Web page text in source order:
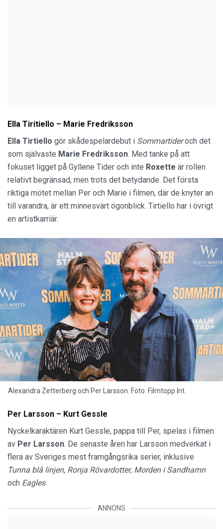
Ella Tiritiello – Marie Fredriksson
Ella Tirtiello gör skådespelardebut i Sommartideroch det
som självaste Marie Fredriksson. Med tanke på att
fokuset ligget på Gyllene Tider och inte Roxette är rollen
relativt begränsad, men trots det betydande. Det första
riktiga mötet mellan Per och Marie i filmen, där de knyter an
till varandra, är ett minnesvärt ögonblick. Tirtiello har i övrigt
en artistkarriär.
Alexandra Zetterberg och Per Larsson. Foto: Filmtopp Int.
Per Larsson – Kurt Gessle
Nyckelkaraktären Kurt Gessle, pappa till Per, spelas i filmen
av Per Larsson. De senaste åren har Larsson medverkat i
flera av Sveriges mest framgångsrika serier, inklusive
Tunna blå linjen, Ronja Rövardotter, Morden i Sandhamn
och Eagles.
ANNONS